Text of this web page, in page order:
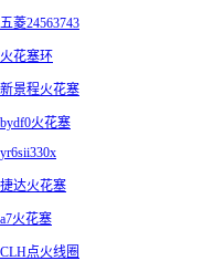
五菱24563743
火花塞环
新景程火花塞
bydf0火花塞
yr6sii330x
捷达火花塞
a7火花塞
CLH点火线圈